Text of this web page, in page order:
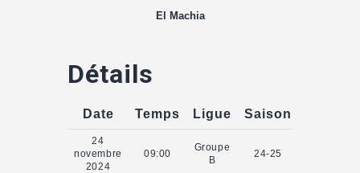
El Machia
Détails
Date Temps Ligue Saison
24
novembre
2024
09:00
Groupe
B
24-25